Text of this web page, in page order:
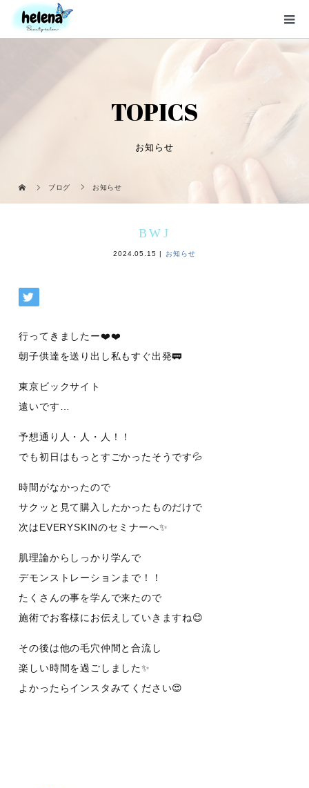
TOPICS
お知らせ
ブログ お知らせ
BWJ
2024.05.15 お知らせ
行ってきましたー❤️❤️
朝子供達を送り出し私もすぐ出発🚃
東京ビックサイト
遠いです…
予想通り人・人・人！！
でも初日はもっとすごかったそうです💦
時間がなかったので
サクッと見て購入したかったものだけで
次はEVERYSKINのセミナーへ✨
肌理論からしっかり学んで
デモンストレーションまで！！
たくさんの事を学んで来たので
施術でお客様にお伝えしていきますね😊
その後は他の毛穴仲間と合流し
楽しい時間を過ごしました✨
よかったらインスタみてください😍